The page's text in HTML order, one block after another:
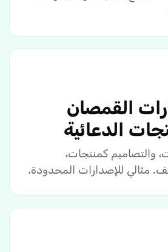
القمصان
الدعائية
والتصاميم كمنتجات،
مثالي للإصدارات المحدودة.